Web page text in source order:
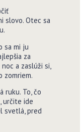
slovo. Otec sa
sa mi ju
za
a zaslúži si,
zomriem.
ruku. To, čo
určite ide
svetlá, pred